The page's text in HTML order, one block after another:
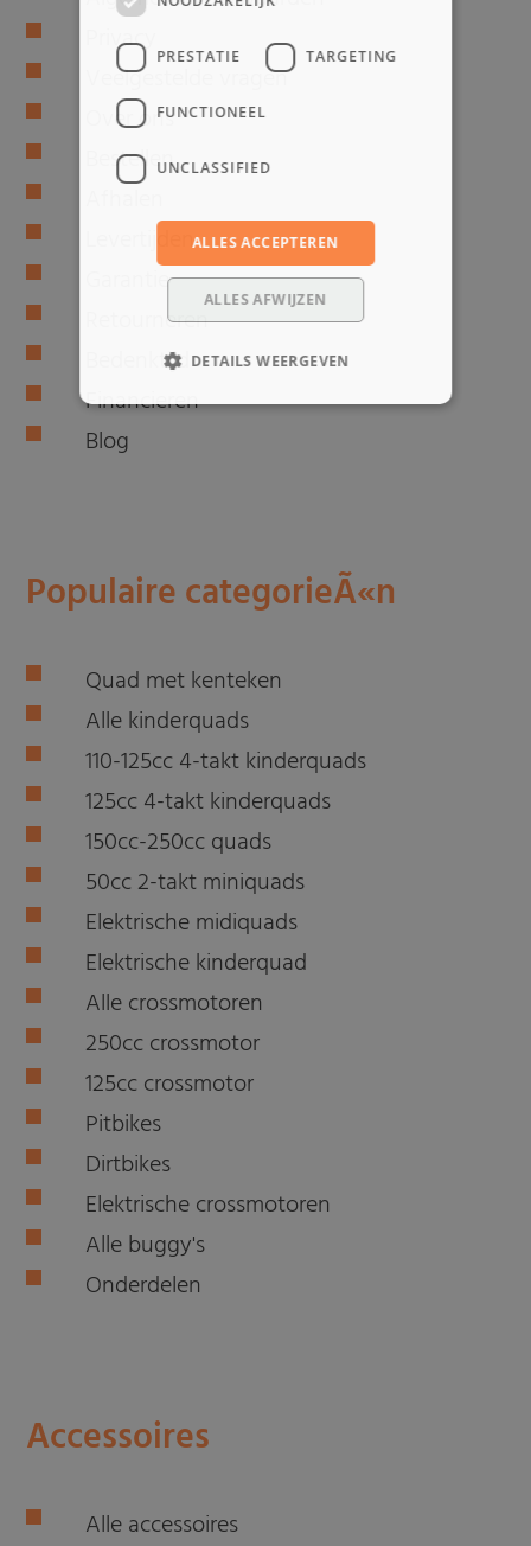
Privacy
Veelgestelde vragen
Over ons
Bestellen
Levertijden
Garantie
Retourneren
Bedenktijd
Financieren
Blog
Populaire categorieÃ«n
Quad met kenteken
Alle kinderquads
110-125cc 4-takt kinderquads
125cc 4-takt kinderquads
150cc-250cc quads
50cc 2-takt miniquads
Elektrische midiquads
Elektrische kinderquad
Alle crossmotoren
250cc crossmotor
125cc crossmotor
Pitbikes
Dirtbikes
Elektrische crossmotoren
Alle buggy's
Onderdelen
Accessoires
Alle accessoires
PRESTATIE TARGETING
FUNCTIONEEL
UNCLASSIFIED
ALLES ACCEPTEREN
ALLES AFWIJZEN
DETAILS WEERGEVEN